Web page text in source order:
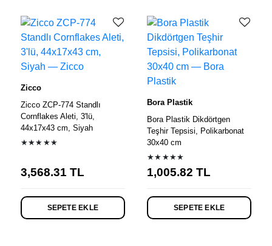
Zicco
Zicco ZCP-774 Standlı
Cornflakes Aleti, 3'lü,
44x17x43 cm, Siyah
★★★★★
3,568.31 TL
SEPETE EKLE
Bora Plastik
Bora Plastik Dikdörtgen
Teşhir Tepsisi, Polikarbonat
30x40 cm
★★★★★
1,005.82 TL
SEPETE EKLE